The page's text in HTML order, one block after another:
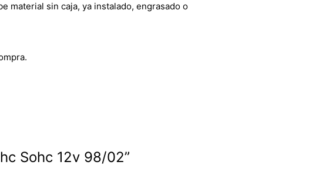
material sin caja, ya instalado, engrasado o
Sohc 12v 98/02”